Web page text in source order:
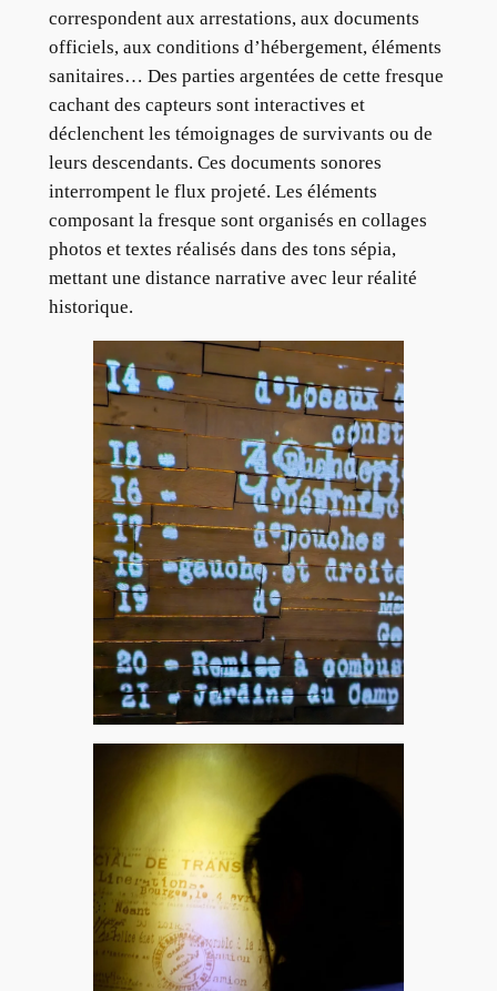
correspondent aux arrestations, aux documents
officiels, aux conditions d’hébergement, éléments
sanitaires… Des parties argentées de cette fresque
cachant des capteurs sont interactives et
déclenchent les témoignages de survivants ou de
leurs descendants. Ces documents sonores
interrompent le flux projeté. Les éléments
composant la fresque sont organisés en collages
photos et textes réalisés dans des tons sépia,
mettant une distance narrative avec leur réalité
historique.